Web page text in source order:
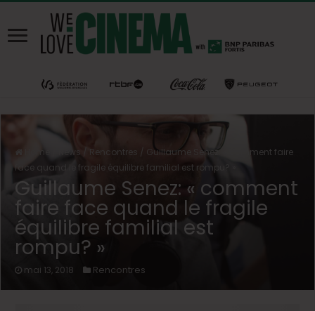
Home News Rencontres / Guillaume Senez: « comment faire
face quand le fragile équilibre familial est rompu? »
Guillaume Senez: « comment
faire face quand le fragile
équilibre familial est
rompu? »
mai 13, 2018 Rencontres